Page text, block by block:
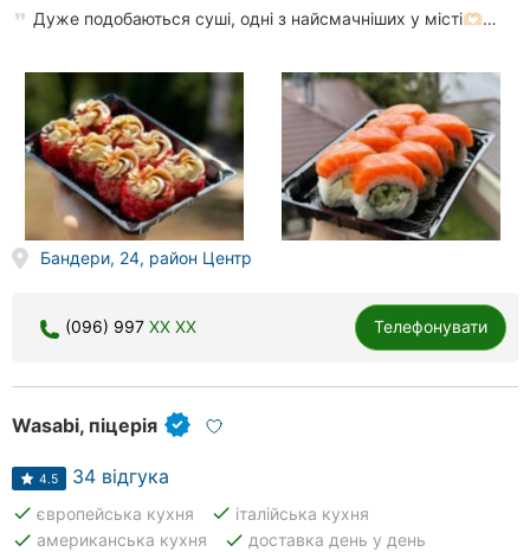
Всі
міста:
Рівне
Вінниця
Житомир
Тернопіль
Одеса
Кропивницький
Київ
Дуже подобаються суші, одні з найсмачніших у місті🫶🏻…
Бандери, 24, район Центр
(096) 997 XX XX Телефонувати
Wasabi, піцерія
4.5 34 відгука
done європейська кухня done італійська кухня
done американська кухня done доставка день у день